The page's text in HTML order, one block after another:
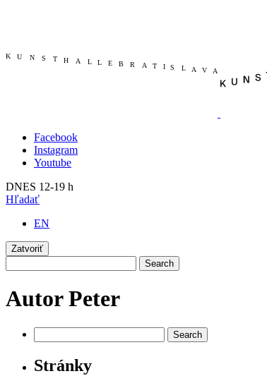
Facebook
Instagram
Youtube
DNES 12-19 h
Hľadať
EN
Zatvoriť
AutorPeter
Stránky